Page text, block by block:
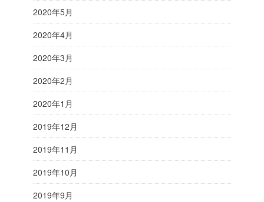
2020年5月
2020年4月
2020年3月
2020年2月
2020年1月
2019年12月
2019年11月
2019年10月
2019年9月